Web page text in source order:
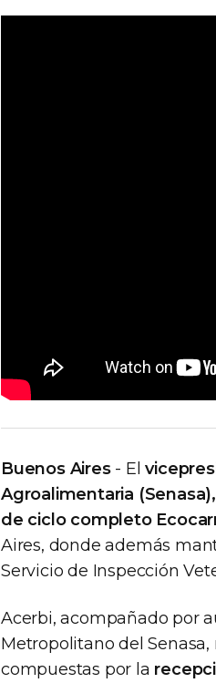
Buenos Aires- El
Agroalimentaria
de ciclo completo
Aires, donde además
Servicio de Inspección
Acerbi, acompañado por
Metropolitano del
compuestas por la